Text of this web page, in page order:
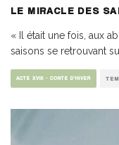
LE MIRACLE DES
« Il était une fois, aux
saisons se retrouvant
ACTE XVIII - CONTE D’HIVER